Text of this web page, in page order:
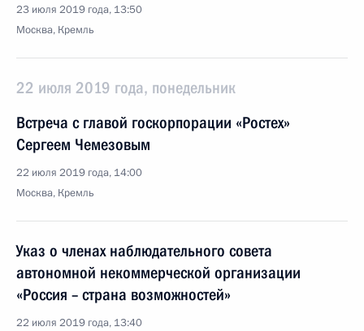
23 июля 2019 года, 13:50
Москва, Кремль
22 июля 2019 года, понедельник
Встреча с главой госкорпорации «Ростех»
Сергеем Чемезовым
22 июля 2019 года, 14:00
Москва, Кремль
Указ о членах наблюдательного совета
автономной некоммерческой организации
«Россия – страна возможностей»
22 июля 2019 года, 13:40